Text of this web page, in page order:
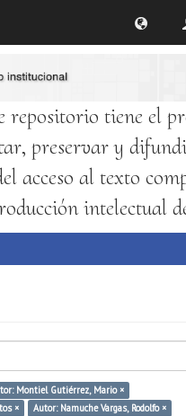
repositorio tiene el
preservar y
acceso al texto
intelectual
Montiel Gutiérrez, Mario ×
×
Autor: Namuche Vargas, Rodolfo ×